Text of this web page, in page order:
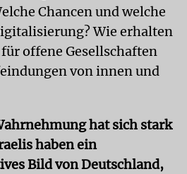
Chancen und welche
Wie erhalten
offene Gesellschaften
von innen und
hat sich stark
haben ein
Bild von Deutschland,